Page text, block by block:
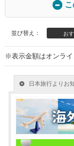
並び替え： お
※表示金額はオンライ